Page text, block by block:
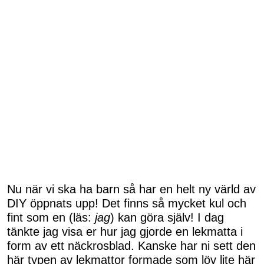
Nu när vi ska ha barn så har en helt ny värld av
DIY öppnats upp! Det finns så mycket kul och
fint som en (läs: jag) kan göra själv! I dag
tänkte jag visa er hur jag gjorde en lekmatta i
form av ett näckrosblad. Kanske har ni sett den
här typen av lekmattor formade som löv lite här